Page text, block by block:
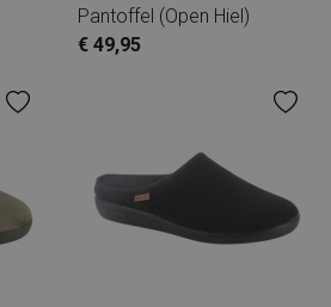
Pantoffel (open Hiel)
€ 49,95